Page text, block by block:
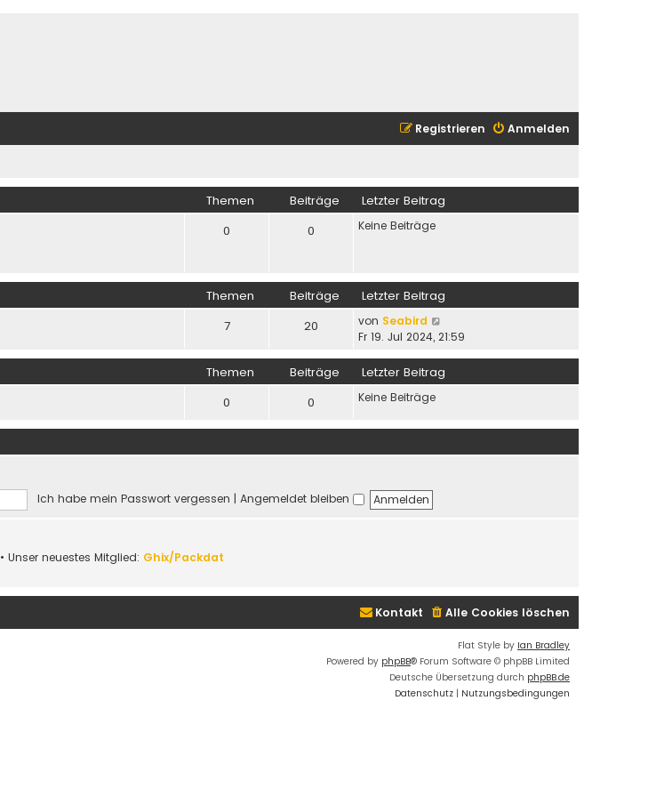
Anmelden
Registrieren
Themen Beiträge Letzter Beitrag
0 0 Keine Beiträge
Themen Beiträge Letzter Beitrag
7 20 von Seabird
e
e
s
r
Fr 19. Jul 2024, 21:59
Themen Beiträge Letzter Beitrag
0 0 Keine Beiträge
Ich habe mein Passwort vergessen | Angemeldet bleiben
• Unser neuestes Mitglied: Ghix/Packdat
Alle Cookies löschen
Kontakt
Flat Style by Ian Bradley
Powered by phpBB® Forum Software © phpBB Limited
Deutsche Übersetzung durch phpBB.de
Datenschutz | Nutzungsbedingungen